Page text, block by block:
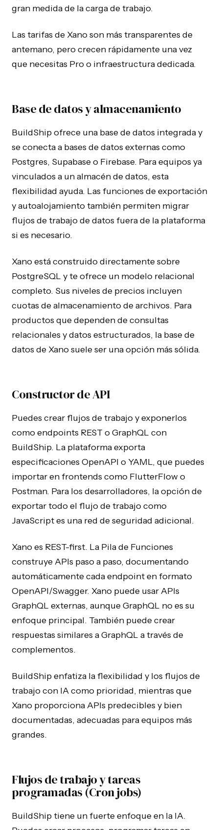
gran medida de la carga de trabajo.
Las tarifas de Xano son más transparentes de
antemano, pero crecen rápidamente una vez
que necesitas Pro o infraestructura dedicada.
Base de datos y almacenamiento
BuildShip ofrece una base de datos integrada y
se conecta a bases de datos externas como
Postgres, Supabase o Firebase. Para equipos ya
vinculados a un almacén de datos, esta
flexibilidad ayuda. Las funciones de exportación
y autoalojamiento también permiten migrar
flujos de trabajo de datos fuera de la plataforma
si es necesario.
Xano está construido directamente sobre
PostgreSQL y te ofrece un modelo relacional
completo. Sus niveles de precios incluyen
cuotas de almacenamiento de archivos. Para
productos que dependen de consultas
relacionales y datos estructurados, la base de
datos de Xano suele ser una opción más sólida.
Constructor de API
Puedes crear flujos de trabajo y exponerlos
como endpoints REST o GraphQL con
BuildShip. La plataforma exporta
especificaciones OpenAPI o YAML, que puedes
importar en frontends como FlutterFlow o
Postman. Para los desarrolladores, la opción de
exportar todo el flujo de trabajo como
JavaScript es una red de seguridad adicional.
Xano es REST-first. La Pila de Funciones
construye APIs paso a paso, documentando
automáticamente cada endpoint en formato
OpenAPI/Swagger. Xano puede usar APIs
GraphQL externas, aunque GraphQL no es su
enfoque principal. También puede crear
respuestas similares a GraphQL a través de
complementos.
BuildShip enfatiza la flexibilidad y los flujos de
trabajo con IA como prioridad, mientras que
Xano proporciona APIs predecibles y bien
documentadas, adecuadas para equipos más
grandes.
Flujos de trabajo y tareas
programadas (Cron jobs)
BuildShip tiene un fuerte enfoque en la IA.